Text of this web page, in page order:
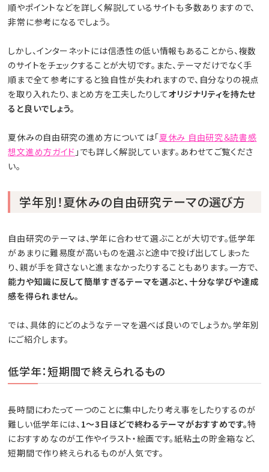
順やポイントなどを詳しく解説しているサイトも多数ありますので、
非常に参考になるでしょう。
しかし、インターネットには信憑性の低い情報もあることから、複数
のサイトをチェックすることが大切です。また、テーマだけでなく手
順まで全て参考にすると独自性が失われますので、自分なりの視点
を取り入れたり、まとめ方を工夫したりしてオリジナリティを持たせ
ると良いでしょう。
夏休みの自由研究の進め方については「夏休み 自由研究＆読書感
想文進め方ガイド 」でも詳しく解説しています。あわせてご覧くださ
い。
学年別！夏休みの自由研究テーマの選び方
自由研究のテーマは、学年に合わせて選ぶことが大切です。低学年
があまりに難易度が高いものを選ぶと途中で投げ出してしまった
り、親が手を貸さないと進まなかったりすることもあります。一方で、
能力や知識に反して簡単すぎるテーマを選ぶと、十分な学びや達成
感を得られません。
では、具体的にどのようなテーマを選べば良いのでしょうか。学年別
にご紹介します。
低学年：短期間で終えられるもの
長時間にわたって一つのことに集中したり考え事をしたりするのが
難しい低学年には、 1～3日ほどで終わるテーマがおすすめです。特
におすすめなのが工作やイラスト・絵画です。紙粘土の貯金箱など、
短期間で作り終えられるものが人気です。